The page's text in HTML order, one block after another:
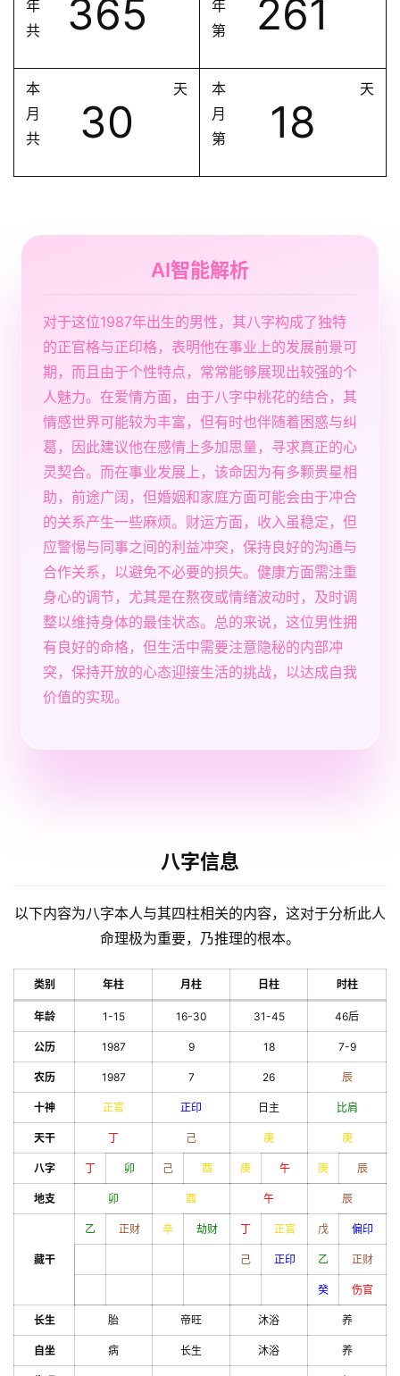
年
共
365
年
第
261
本
月
共
30
天
本
月
第
18
天
AI智能解析
对于这位1987年出生的男性，其八字构成了独特
的正官格与正印格，表明他在事业上的发展前景可
期，而且由于个性特点，常常能够展现出较强的个
人魅力。在爱情方面，由于八字中桃花的结合，其
情感世界可能较为丰富，但有时也伴随着困惑与纠
葛，因此建议他在感情上多加思量，寻求真正的心
灵契合。而在事业发展上，该命因为有多颗贵星相
助，前途广阔，但婚姻和家庭方面可能会由于冲合
的关系产生一些麻烦。财运方面，收入虽稳定，但
应警惕与同事之间的利益冲突，保持良好的沟通与
合作关系，以避免不必要的损失。健康方面需注重
身心的调节，尤其是在熬夜或情绪波动时，及时调
整以维持身体的最佳状态。总的来说，这位男性拥
有良好的命格，但生活中需要注意隐秘的内部冲
突，保持开放的心态迎接生活的挑战，以达成自我
价值的实现。
八字信息
以下内容为八字本人与其四柱相关的内容，这对于分析此人
命理极为重要，乃推理的根本。
类别 年柱 月柱 日柱 时柱
年龄 1-15 16-30 31-45 46后
公历 1987 9 18 7-9
农历 1987 7 26 辰
十神 正官 正印 日主 比肩
天干 丁 己 庚 庚
八字 丁 卯 己 酉 庚 午 庚 辰
地支 卯 酉 午 辰
藏干
乙 正财 辛 劫财 丁 正官 戊 偏印
己 正印 乙 正财
癸 伤官
长生 胎 帝旺 沐浴 养
自坐 病 长生 沐浴 养